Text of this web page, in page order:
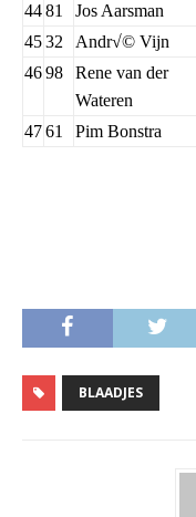
4481 Jos Aarsman
4532 Andr√© Vijn
4698
Rene van der
Wateren
4761 Pim Bonstra
BLAADJES